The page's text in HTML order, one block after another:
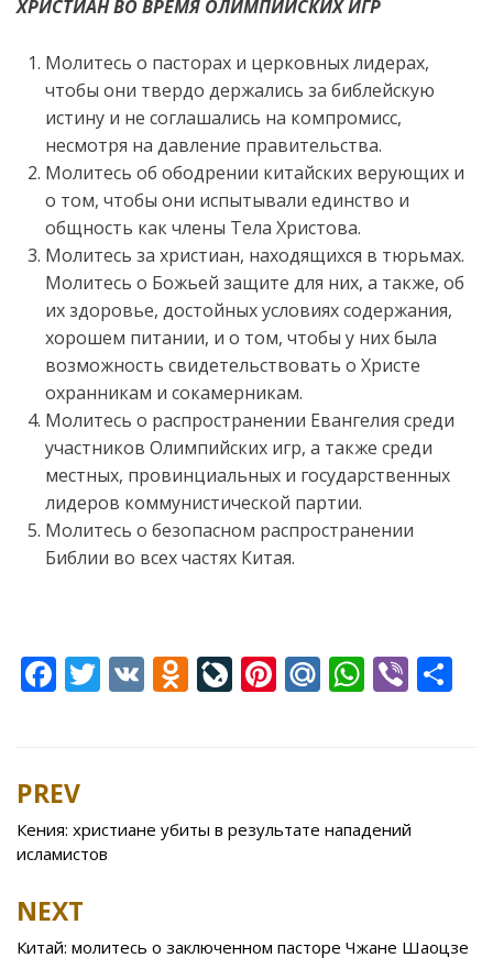
ХРИСТИАН ВО ВРЕМЯ ОЛИМПИЙСКИХ ИГР
Молитесь о пасторах и церковных лидерах,
чтобы они твердо держались за библейскую
истину и не соглашались на компромисс,
несмотря на давление правительства.
Молитесь об ободрении китайских верующих и
о том, чтобы они испытывали единство и
общность как члены Тела Христова.
Молитесь за христиан, находящихся в тюрьмах.
Молитесь о Божьей защите для них, а также, об
их здоровье, достойных условиях содержания,
хорошем питании, и о том, чтобы у них была
возможность свидетельствовать о Христе
охранникам и сокамерникам.
Молитесь о распространении Евангелия среди
участников Олимпийских игр, а также среди
местных, провинциальных и государственных
лидеров коммунистической партии.
Молитесь о безопасном распространении
Библии во всех частях Китая.
F
b
o
o
T V O
kl
as
ki
Li
u
r
Pi
st
M
u
W
A
p
Vi
Post
navigation
PREV
Кения: христиане убиты в результате нападений
исламистов
NEXT
Китай: молитесь о заключенном пасторе Чжане Шаоцзе